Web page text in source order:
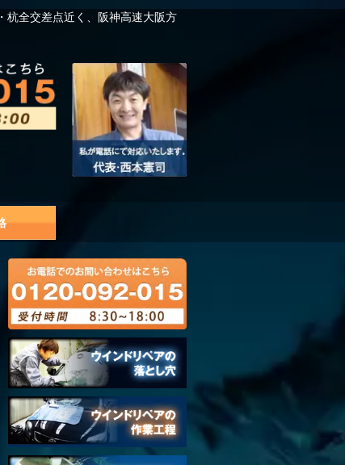
杭全交差点近く、阪神高速大阪方